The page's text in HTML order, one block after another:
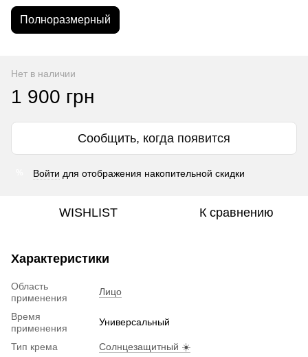
Полноразмерный
Нет в наличии
1 900 грн
Сообщить, когда появится
Войти для отображения накопительной скидки
WISHLIST К сравнению
Характеристики
Область
применения
Лицо
Время
применения
Универсальный
Тип крема
Солнцезащитный ☀️